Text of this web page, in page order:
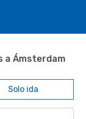
a Ámsterdam
Solo ida